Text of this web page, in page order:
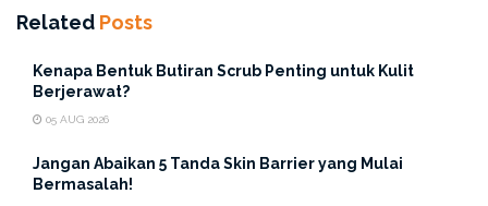
pelit, perlindungan yang kamu dapatkan otomatis
2. Luntur oleh Air dan Keringat
Buat kamu yang hobi olahraga atau gampang
keringetan, ini musuh utamanya. Kebanyakan
Related Posts
Kenapa Bentuk Butiran Scrub Penting untuk Kulit
Berjerawat?
05 AUG 2026
Jangan Abaikan 5 Tanda Skin Barrier yang Mulai
Bermasalah!